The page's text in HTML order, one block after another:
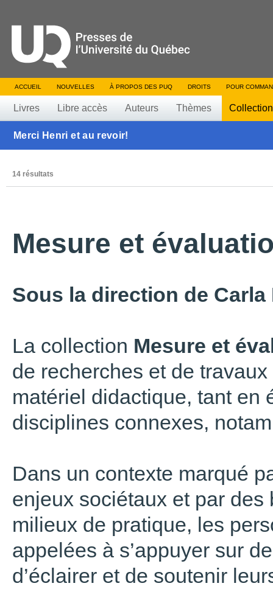
ACCUEIL NOUVELLES À PROPOS DES PUQ DROITS POUR
Livres Libre accès Auteurs Thèmes
Merci Henri et au revoir!
14 résultats
Mesure et
Sous la direction de Carla
La collection Mesure et
de recherches et de
matériel didactique, tant en
disciplines connexes,
Dans un contexte marqué
enjeux sociétaux et par
milieux de pratique, les
appelées à s’appuyer sur
d’éclairer et de soutenir